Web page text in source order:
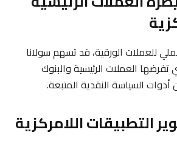
للعملات الورقية، قد تسهم سولانا
العملات الرئيسية والبنوك
أدوات السياسة النقدية المتبعة.
التطبيقات اللامركزية